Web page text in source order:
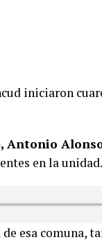
iniciaron
Antonio
en la unidad.
esa comuna,